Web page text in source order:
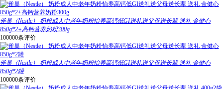
雀巢（Nestle） 奶粉成人中老年奶粉怡养高钙低GI送礼送父母送长辈 送礼 金健心
850g*2+高钙营养奶粉300g
100000条评价
雀巢（Nestle） 奶粉成人中老年奶粉怡养高钙低GI送礼送父母送长辈 送礼 金健心
850g*2罐
100000条评价